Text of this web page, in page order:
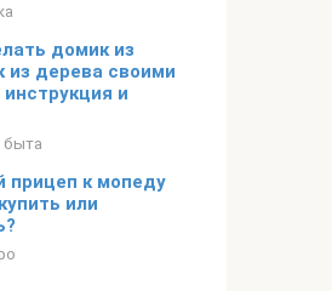
домик из
из дерева своими
инструкция и
прицеп к мопеду
или